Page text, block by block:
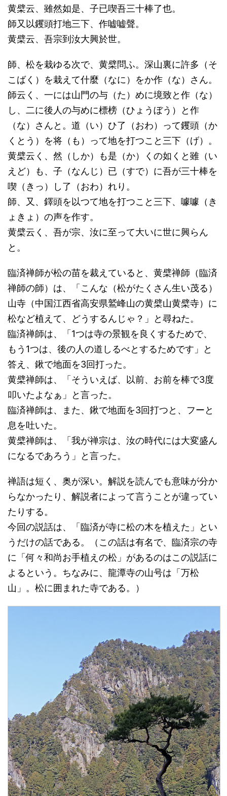
黄檗云、雖然如是、子已喫吾三十棒了也。
師又以钁頭打地三下、作嘘嘘聲。
黄檗云、吾宗到汝大興於世。
師、松を栽ゆる次で、黄檗問ふ。深山裏に許多（そ
こばく）を栽えて什麼（なに）をか作（な）さん。
師云く、一には山門の与（た）めに境致と作（な）
し、二に後人の与めに標榜（ひょうぼう）と作
（な）さんと。道（い）ひ了（おわ）って钁頭（か
くとう）を将（も）って地を打つこと三下（げ）。
黄檗云く、然（しか）も是（か）くの如くと雖（い
えど）も、子（なんじ）已（すで）に吾が三十棒を
喫（きっ）し了（おわ）れり。
師、又、鐸頭を以つて地を打つこと三下、噱噱（き
ょきょ）の声を作す。
黄檗云く、吾が宗、汝に至って大いに世に興らん
と。
臨済禅師が松の苗を裁えていると、黄檗禅師（臨済
禅師の師）は、「こんな（松がたくさん生い茂る）
山寺（中国江西省高安県鷲峰山の黄檗山黄檗寺）に
松など植えて、どうするんじゃ？」と尋ねた。
臨済禅師は、「1つは寺の景観を良くするためで、
もう1つは、後の人の道しるべとするためです」と
答え、鍬で地面を3回打った。
黄檗禅師は、「そういえば、以前、お前を棒で3度
叩いたよなぁ」と言った。
臨済禅師は、また、鍬で地面を3回打つと、フーと
息を吐いた。
黄檗禅師は、「我が禅宗は、汝の時代には大変盛ん
になるであろう」と言った。
禅語は短く、奥が深い。解説を読んでも意味が分か
らなかったり、解説者によって言うことが違ってい
たりする。
今回の説話は、「臨済が寺に松の木を植えた」とい
うだけの話である。（この話は有名で、臨済宗の寺
に「何々和尚お手植えの松」があるのはこの説話に
よるという。ちなみに、龍潭寺の山号は「万松
山」。松に囲まれた寺である。）